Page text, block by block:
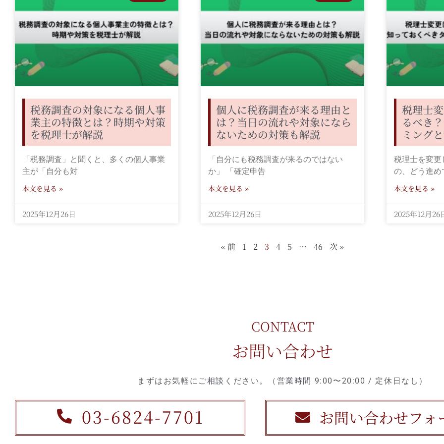
税務調査の対象になる個人事
業主の特徴とは？時期や対策
を税理士が解説
「税務調査」と聞くと、多くの個人事業
主が「自分も対
本文を見る »
2025年12月26日
個人に税務調査が来る理由と
は？当日の流れや対象になら
ないための対策も解説
「自分にも税務調査が来るのではない
か」 「確定申告
本文を見る »
2025年12月26日
税理士
るべき
ミング
税理士を変
の、どう進め
本文を見る »
2025年12月26
« 前 1 2 3 4 5 … 46 次 »
CONTACT
お問い合わせ
まずはお気軽にご相談ください。（営業時間 9:00〜20:00 / 定休日なし）
03-6824-7701 お問い合わせフォ